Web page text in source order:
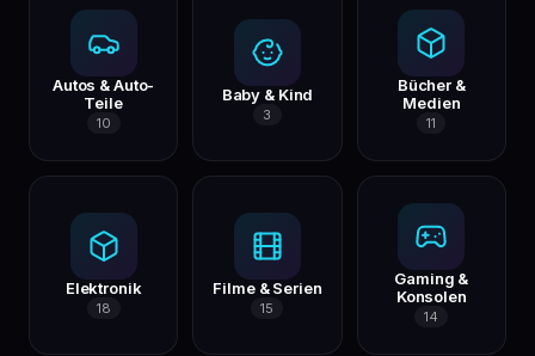
Autos & Auto-
Teile
10
Baby & Kind
3
Bücher &
Medien
11
Elektronik
18
Filme & Serien
15
Gaming &
Konsolen
14